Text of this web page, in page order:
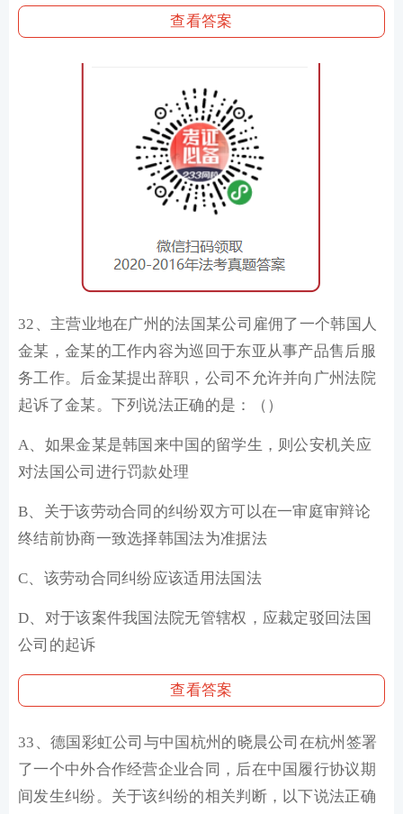
查看答案
32、主营业地在广州的法国某公司雇佣了一个韩国人
金某，金某的工作内容为巡回于东亚从事产品售后服
务工作。后金某提出辞职，公司不允许并向广州法院
起诉了金某。下列说法正确的是：（）
A、如果金某是韩国来中国的留学生，则公安机关应
对法国公司进行罚款处理
B、关于该劳动合同的纠纷双方可以在一审庭审辩论
终结前协商一致选择韩国法为准据法
C、该劳动合同纠纷应该适用法国法
D、对于该案件我国法院无管辖权，应裁定驳回法国
公司的起诉
查看答案
33、德国彩虹公司与中国杭州的晓晨公司在杭州签署
了一个中外合作经营企业合同，后在中国履行协议期
间发生纠纷。关于该纠纷的相关判断，以下说法正确